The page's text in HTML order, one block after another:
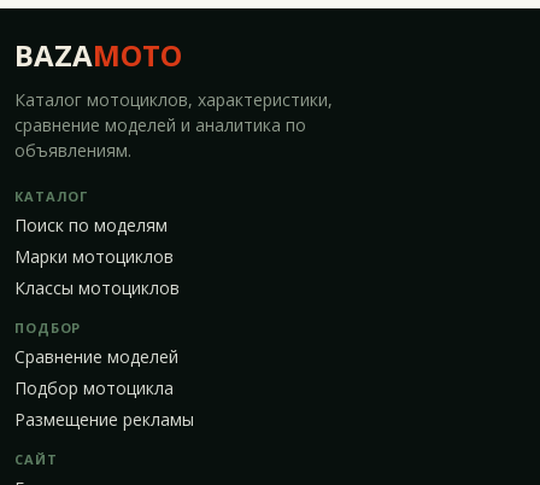
BAZAMOTO
Каталог мотоциклов, характеристики,
сравнение моделей и аналитика по
объявлениям.
КАТАЛОГ
Поиск по моделям
Марки мотоциклов
Классы мотоциклов
ПОДБОР
Сравнение моделей
Подбор мотоцикла
Размещение рекламы
САЙТ